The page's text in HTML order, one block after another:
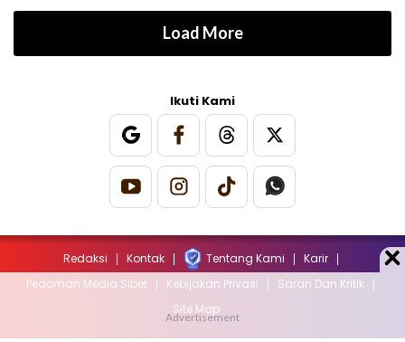
Load More
Ikuti Kami
Redaksi Kontak Tentang Kami
Karir
Pedoman Media Siber
Kebijakan Privasi
Saran Dan Kritik
Site Map